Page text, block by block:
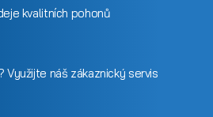
kvalitních pohonů
Využijte náš zákaznický servis